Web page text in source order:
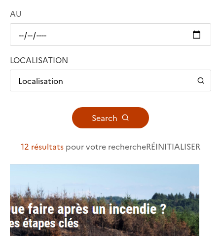
AU
LOCALISATION
Localisation
Search
12 résultats pour votre rechercheRÉINITIALISER